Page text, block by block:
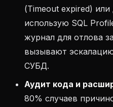
(Timeout expired)
использую SQL
журнал для отлова
вызывают
СУБД.
Аудит кода и
80% случаев